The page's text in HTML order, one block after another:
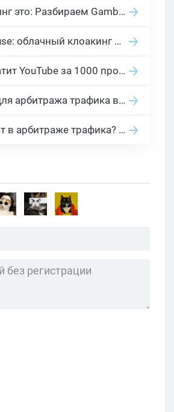
2026 Гемблинг это: Разбираем Gambling вертикаль, и все что связано с гемблинг и беттинг офферами
Cloaking House: облачный клоакинг для фильтрации ботов FB и Google Ads — гайд PHP-интеграции 2026
Сколько платит YouTube за 1000 просмотров в 2026: реальные цифры от 0.5 до 36 USD по ГЕО
Нейросети для арбитража трафика в 2026: инструменты, кейсы и AI-медиабайеры
За что платят в арбитраже трафика? 30 моделей оплаты в бурж и СНГ партнерках